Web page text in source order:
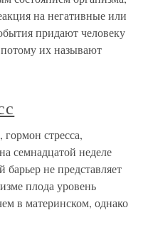
на негативные или
придают человеку
их называют
стресса,
семнадцатой неделе
не представляет
плода уровень
в материнском, однако